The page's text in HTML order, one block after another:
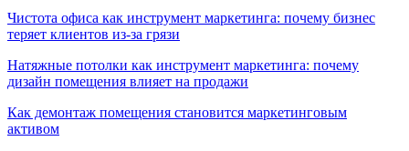
Чистота офиса как инструмент маркетинга: почему бизнес
теряет клиентов из-за грязи
Натяжные потолки как инструмент маркетинга: почему
дизайн помещения влияет на продажи
Как демонтаж помещения становится маркетинговым
активом